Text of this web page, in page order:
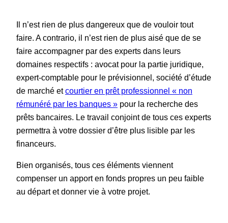
Il n’est rien de plus dangereux que de vouloir tout
faire. A contrario, il n’est rien de plus aisé que de se
faire accompagner par des experts dans leurs
domaines respectifs : avocat pour la partie juridique,
expert-comptable pour le prévisionnel, société d’étude
de marché etcourtier en prêt professionnel « non
rémunéré par les banques » pour la recherche des
prêts bancaires. Le travail conjoint de tous ces experts
permettra à votre dossier d’être plus lisible par les
financeurs.
Bien organisés, tous ces éléments viennent
compenser un apport en fonds propres un peu faible
au départ et donner vie à votre projet.